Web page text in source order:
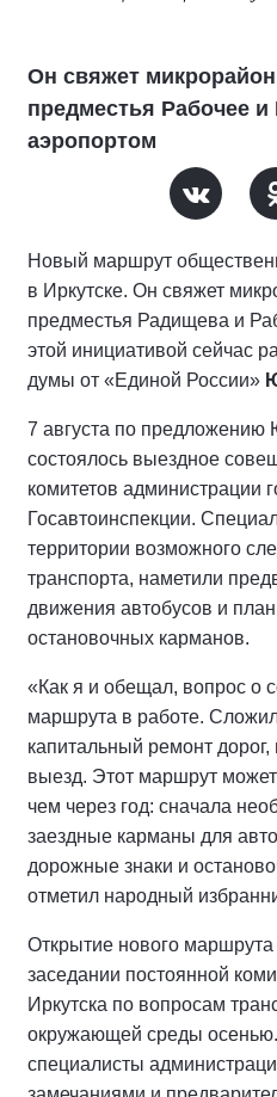
Он свяжет
предместья Рабочее
аэропортом
Новый маршрут
в Иркутске. Он свяжет
предместья Радищева и
этой инициативой сейчас
думы от «Единой России»
7 августа по предложению
состоялось выездное
комитетов администрации
Госавтоинспекции.
территории возможного
транспорта, наметили
движения автобусов и
остановочных карманов.
«Как я и обещал, вопрос о
маршрута в работе.
капитальный ремонт
выезд. Этот маршрут
чем через год: сначала
заездные карманы для
дорожные знаки и
отметил народный
Открытие нового маршрута
заседании постоянной
Иркутска по вопросам
окружающей среды
специалисты